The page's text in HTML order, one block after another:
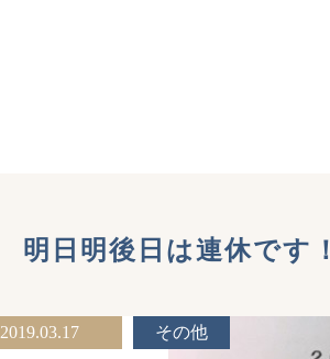
明日明後日は連休です！
2019.03.17 その他